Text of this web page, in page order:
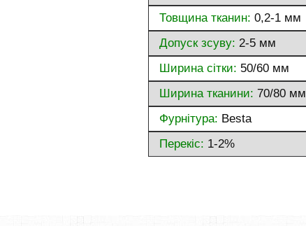
Товщина тканин: 0,2-1 мм
Допуск зсуву: 2-5 мм
Ширина сітки: 50/60 мм
Ширина тканини: 70/80 мм
Фурнітура: Besta
Перекіс: 1-2%